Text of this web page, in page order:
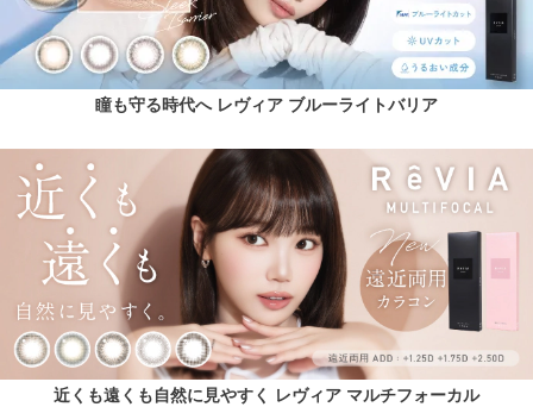
瞳も守る時代へ レヴィア ブルーライトバリア
近くも遠くも自然に見やすく レヴィア マルチフォーカル